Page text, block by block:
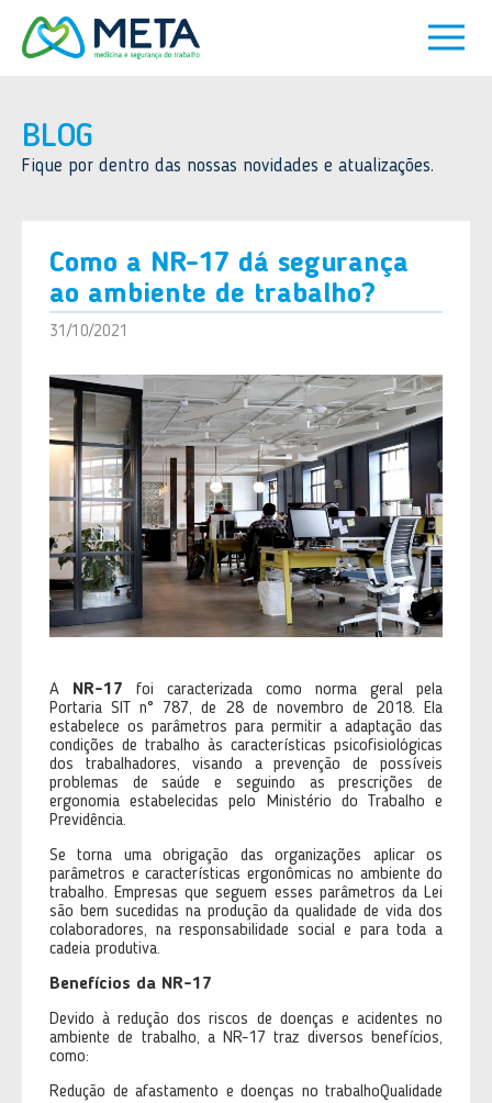
BLOG
Fique por dentro das nossas novidades e atualizações.
Como a NR-17 dá segurança
ao ambiente de trabalho?
31/10/2021
A NR-17 foi caracterizada como norma geral pela
Portaria SIT n° 787, de 28 de novembro de 2018. Ela
estabelece os parâmetros para permitir a adaptação das
condições de trabalho às características psicofisiológicas
dos trabalhadores, visando a prevenção de possíveis
problemas de saúde e seguindo as prescrições de
ergonomia estabelecidas pelo Ministério do Trabalho e
Previdência.
Se torna uma obrigação das organizações aplicar os
parâmetros e características ergonômicas no ambiente do
trabalho. Empresas que seguem esses parâmetros da Lei
são bem sucedidas na produção da qualidade de vida dos
colaboradores, na responsabilidade social e para toda a
cadeia produtiva.
Benefícios da NR-17
Devido à redução dos riscos de doenças e acidentes no
ambiente de trabalho, a NR-17 traz diversos benefícios,
como:
Redução de afastamento e doenças no trabalhoQualidade